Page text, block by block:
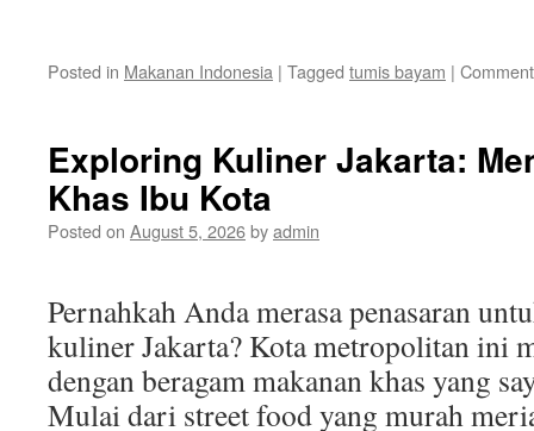
Posted in Makanan Indonesia | Tagged tumis bayam |
Exploring Kuliner Jakarta:
Khas Ibu Kota
Posted on August 5, 2026byadmin
Pernahkah Anda merasa penasaran
kuliner Jakarta? Kota metropolitan ini
dengan beragam makanan khas yang
Mulai dari street food yang murah